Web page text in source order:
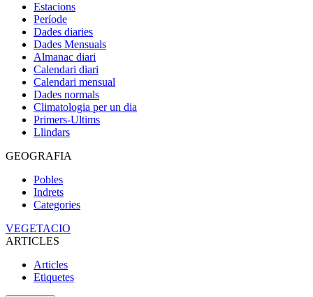
Estacions
Període
Dades diaries
Dades Mensuals
Almanac diari
Calendari diari
Calendari mensual
Dades normals
Climatologia per un dia
Primers-Ultims
Llindars
GEOGRAFIA
Pobles
Indrets
Categories
VEGETACIO
ARTICLES
Articles
Etiquetes